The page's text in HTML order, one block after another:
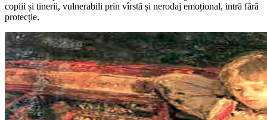
copiii și tinerii, vulnerabili prin vîrstă și nerodaj emoțional, intră fără
protecție.